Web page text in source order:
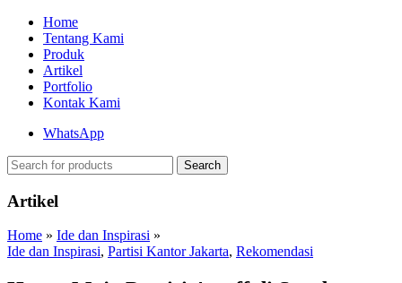
Home
Tentang Kami
Produk
Artikel
Portfolio
Kontak Kami
WhatsApp
Search
Artikel
Home » Ide dan Inspirasi »
Ide dan Inspirasi, Partisi Kantor Jakarta, Rekomendasi